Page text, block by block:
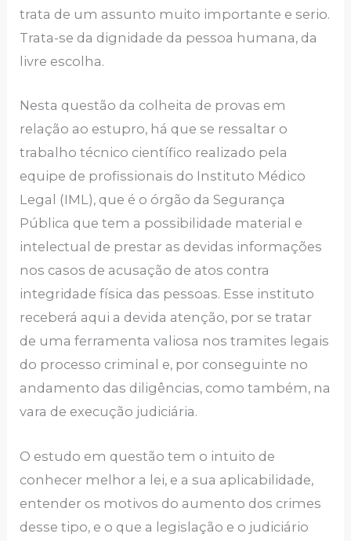
trata de um assunto muito importante e serio.
Trata-se da dignidade da pessoa humana, da
livre escolha.
Nesta questão da colheita de provas em
relação ao estupro, há que se ressaltar o
trabalho técnico científico realizado pela
equipe de profissionais do Instituto Médico
Legal (IML), que é o órgão da Segurança
Pública que tem a possibilidade material e
intelectual de prestar as devidas informações
nos casos de acusação de atos contra
integridade física das pessoas. Esse instituto
receberá aqui a devida atenção, por se tratar
de uma ferramenta valiosa nos tramites legais
do processo criminal e, por conseguinte no
andamento das diligências, como também, na
vara de execução judiciária.
O estudo em questão tem o intuito de
conhecer melhor a lei, e a sua aplicabilidade,
entender os motivos do aumento dos crimes
desse tipo, e o que a legislação e o judiciário